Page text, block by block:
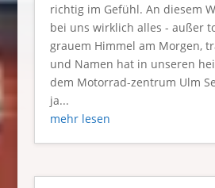
richtig im Gefühl. An diesem
bei uns wirklich alles - außer
grauem Himmel am Morgen,
und Namen hat in unseren
dem Motorrad-zentrum Ulm
ja...
mehr lesen